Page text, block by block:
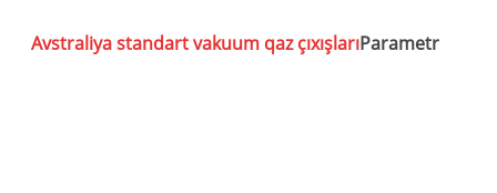
Avstraliya standart vakuum qaz çıxışlarıParametr